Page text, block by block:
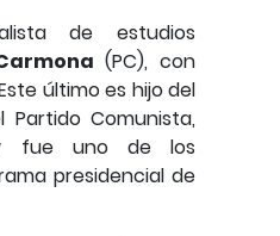
de estudios
(PC), con
último es hijo del
Comunista,
y fue uno de los
presidencial de